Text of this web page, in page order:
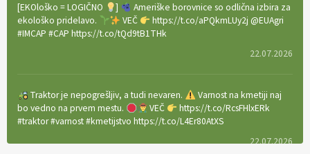
[EKOloško = LOGIČNO ]
Ameriške borovnice so odlična izbira za
ekološko pridelavo.
VEČ
https://t.co/aPQkmLUy2j @EUAgri
#IMCAP #CAP https://t.co/tQd9tB1THk
22.07.2026
Traktor je nepogrešljiv, a tudi nevaren.
Varnost na kmetiji naj
bo vedno na prvem mestu.
VEČ
https://t.co/RcsFHlxERk
#traktor #varnost #kmetijstvo https://t.co/L4Er80AtXS
22.07.2026